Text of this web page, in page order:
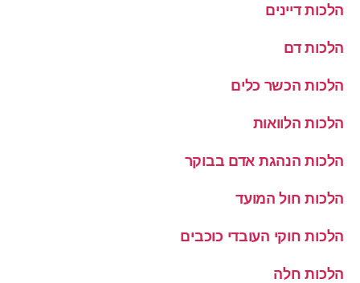
הלכות דיינים
הלכות דם
הלכות הכשר כלים
הלכות הלוואות
הלכות הנהגת אדם בבוקר
הלכות חול המועד
הלכות חוקי העובדי כוכבים
הלכות חלה